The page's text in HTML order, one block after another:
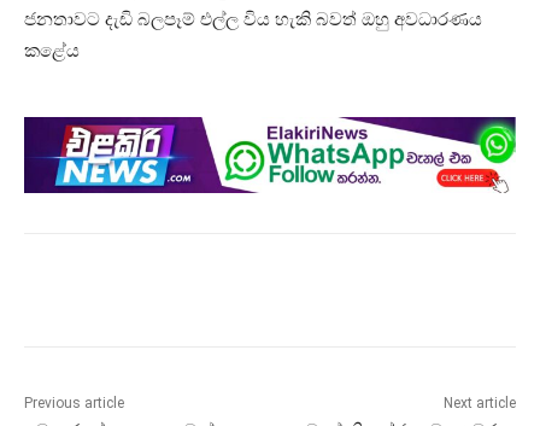
ජනතාවට දැඩි බලපෑම් එල්ල විය හැකි බවත් ඔහු අවධාරණය
කළේය
Previous article Next article